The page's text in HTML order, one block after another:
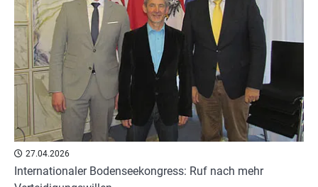
27.04.2026
Internationaler Bodenseekongress: Ruf nach mehr